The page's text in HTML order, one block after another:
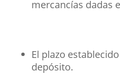
mercancías dadas
El plazo
depósito.